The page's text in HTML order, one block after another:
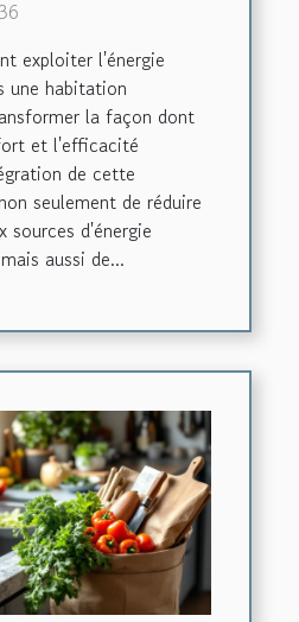
exploiter l'énergie
une habitation
la façon dont
et l'efficacité
de cette
seulement de réduire
sources d'énergie
aussi de...